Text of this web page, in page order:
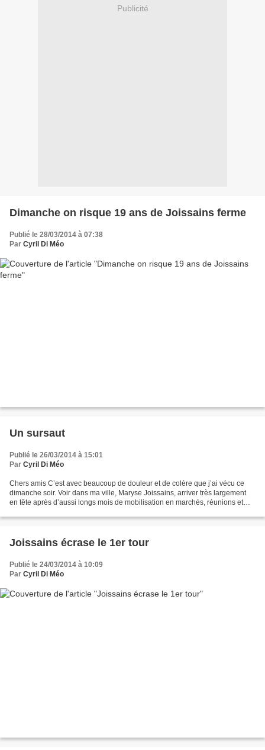
Publicité
Dimanche on risque 19 ans de Joissains ferme
Publié le 28/03/2014 à 07:38
Par Cyril Di Méo
Un sursaut
Publié le 26/03/2014 à 15:01
Par Cyril Di Méo
Chers amis C’est avec beaucoup de douleur et de colère que j’ai vécu ce
dimanche soir. Voir dans ma ville, Maryse Joissains, arriver très largement
en tête après d’aussi longs mois de mobilisation en marchés, réunions et
Joissains écrase le 1er tour
Publié le 24/03/2014 à 10:09
Par Cyril Di Méo